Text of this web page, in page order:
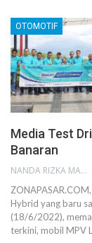
OTOMOTIF
Media Test
Banaran
NANDA RIZKA MAHENDRA
Hybrid yang baru
(18/6/2022),
terkini, mobil MPV